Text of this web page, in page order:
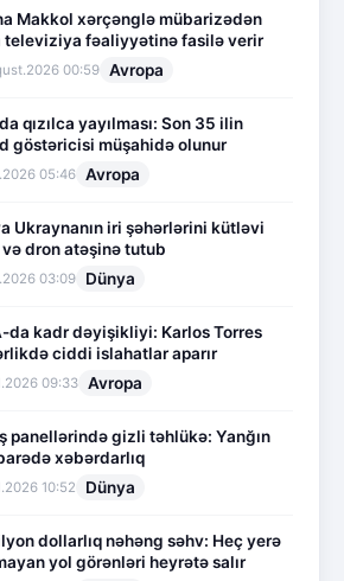
Makkol xərçənglə mübarizədən
televiziya fəaliyyətinə fasilə verir
00:59 Avropa
qızılca yayılması: Son 35 ilin
göstəricisi müşahidə olunur
05:46 Avropa
Ukraynanın iri şəhərlərini kütləvi
dron atəşinə tutub
03:09 Dünya
da kadr dəyişikliyi: Karlos Torres
ciddi islahatlar aparır
09:33 Avropa
panellərində gizli təhlükə: Yanğın
xəbərdarlıq
10:52 Dünya
dollarlıq nəhəng səhv: Heç yerə
yol görənləri heyrətə salır